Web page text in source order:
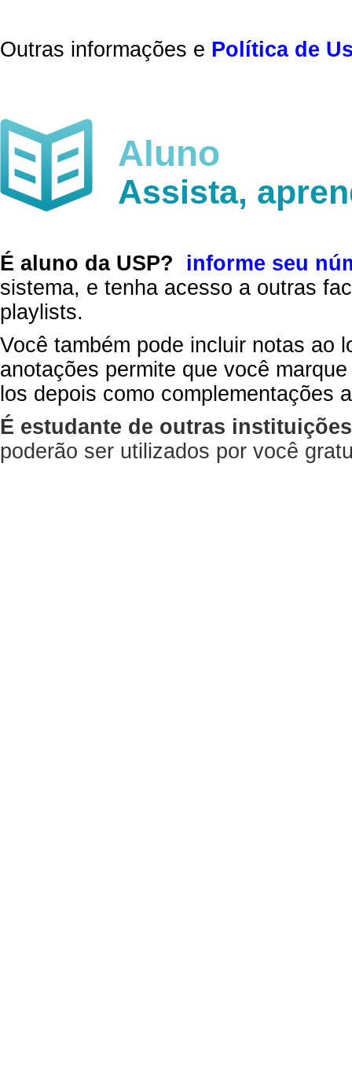
Outras informações e Política de
Aluno
Assista,
É aluno da USP?
informe seu
sistema, e tenha acesso a outras
playlists.
Você também pode incluir notas ao
anotações permite que você
los depois como complementações
É estudante de outras
poderão ser utilizados por você